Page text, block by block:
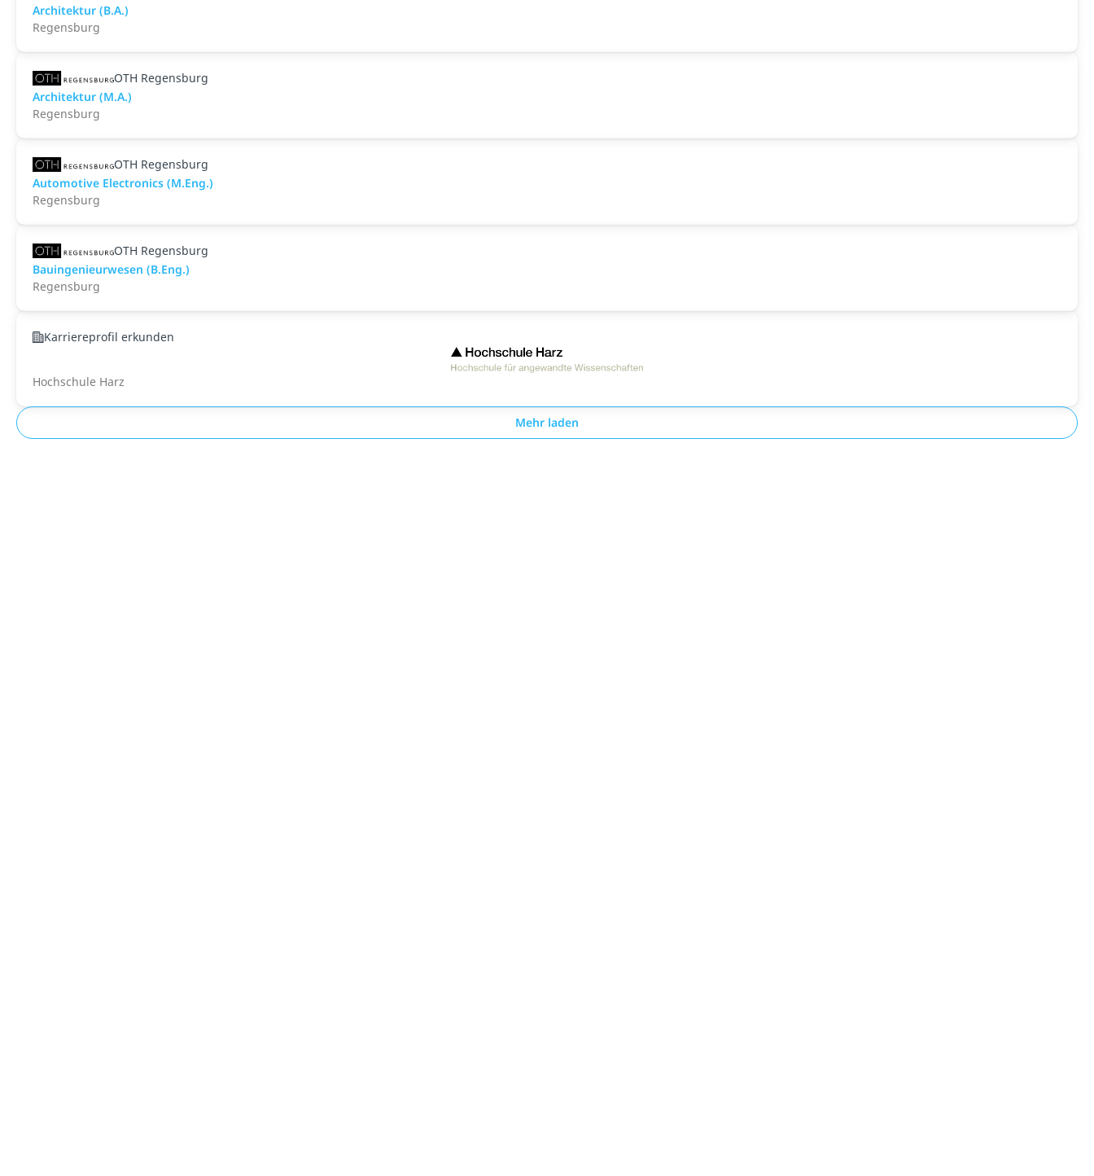
Architektur (B.A.)
Regensburg
OTH Regensburg
Architektur (M.A.)
Regensburg
OTH Regensburg
Automotive Electronics (M.Eng.)
Regensburg
OTH Regensburg
Bauingenieurwesen (B.Eng.)
Regensburg
Karriereprofil erkunden
Hochschule Harz
Mehr laden